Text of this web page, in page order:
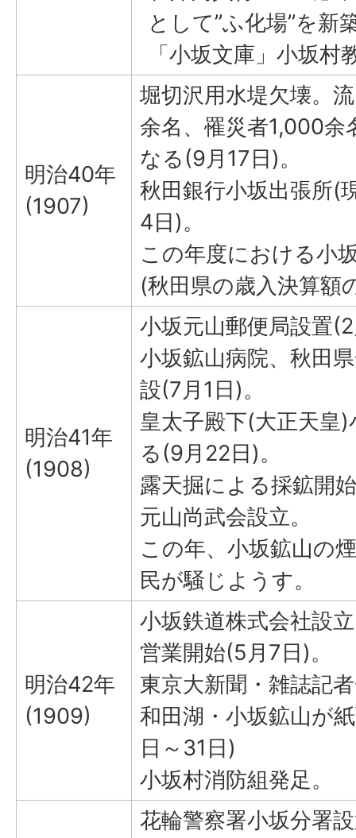
として”ふ化場”を新
「小坂文庫」小坂
明治40年
(1907)
堀切沢用水堤欠壊。
余名、罹災者1,000余
なる(9月17日)。
秋田銀行小坂出張所(
4日)。
この年度における小
(秋田県の歳入決算額
明治41年
(1908)
小坂元山郵便局設置
小坂鉱山病院、秋田
設(7月1日)。
皇太子殿下(大正天皇
る(9月22日)。
露天掘による採鉱開
元山尚武会設立。
この年、小坂鉱山の
民が騒じようす。
明治42年
(1909)
小坂鉄道株式会社設
営業開始(5月7日)。
東京大新聞・雑誌記
和田湖・小坂鉱山が
日～31日)
小坂村消防組発足。
花輪警察署小坂分署